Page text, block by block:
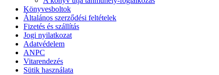
Könyvesboltok
Általános szerződési feltételek
Fizetés és szállítás
Jogi nyilatkozat
Adatvédelem
ANPC
Vitarendezés
Sütik használata